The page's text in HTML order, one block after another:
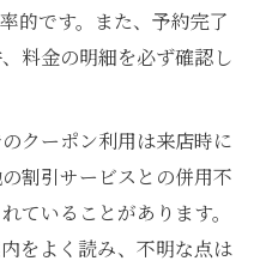
的です。また、予約完了
料金の明細を必ず確認し
クーポン利用は来店時に
割引サービスとの併用不
ていることがあります。
をよく読み、不明な点は